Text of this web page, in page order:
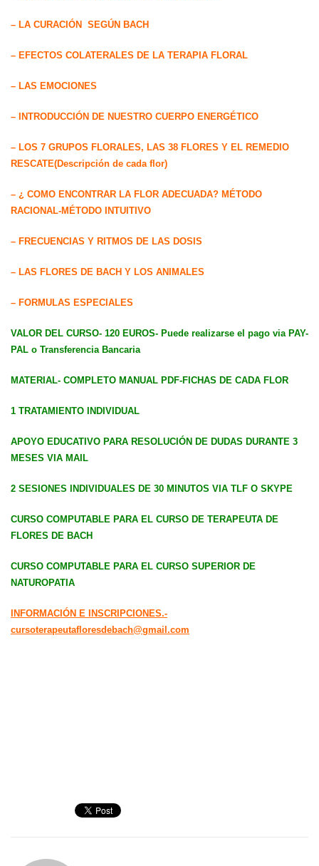
– LA CURACIÓN SEGÚN BACH
– EFECTOS COLATERALES DE LA TERAPIA FLORAL
– LAS EMOCIONES
– INTRODUCCIÓN DE NUESTRO CUERPO ENERGÉTICO
– LOS 7 GRUPOS FLORALES, LAS 38 FLORES Y EL REMEDIO
RESCATE(Descripción de cada flor)
– ¿ COMO ENCONTRAR LA FLOR ADECUADA? MÉTODO
RACIONAL-MÉTODO INTUITIVO
– FRECUENCIAS Y RITMOS DE LAS DOSIS
– LAS FLORES DE BACH Y LOS ANIMALES
– FORMULAS ESPECIALES
VALOR DEL CURSO- 120 EUROS- Puede realizarse el pago via PAY-
PAL o Transferencia Bancaria
MATERIAL- COMPLETO MANUAL PDF-FICHAS DE CADA FLOR
1 TRATAMIENTO INDIVIDUAL
APOYO EDUCATIVO PARA RESOLUCIÓN DE DUDAS DURANTE 3
MESES VIA MAIL
2 SESIONES INDIVIDUALES DE 30 MINUTOS VIA TLF O SKYPE
CURSO COMPUTABLE PARA EL CURSO DE TERAPEUTA DE
FLORES DE BACH
CURSO COMPUTABLE PARA EL CURSO SUPERIOR DE
NATUROPATIA
INFORMACIÓN E INSCRIPCIONES.-
cursoterapeutafloresdebach@gmail.com